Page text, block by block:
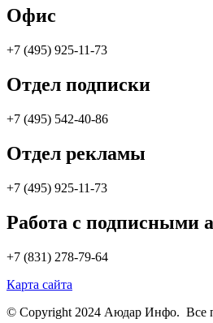
Офис
+7 (495) 925-11-73
Отдел подписки
+7 (495) 542-40-86
Отдел рекламы
+7 (495) 925-11-73
Работа с подписными
+7 (831) 278-79-64
Карта сайта
© Copyright 2024 Аюдар Инфо. Все